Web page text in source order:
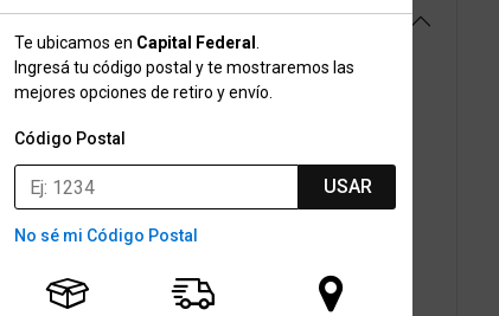
Te ubicamos en Capital Federal
Ingresá tu código postal y te mostraremos las
mejores opciones de retiro y envío.
Código Postal
USAR
No sé mi Código Postal
4.8
2